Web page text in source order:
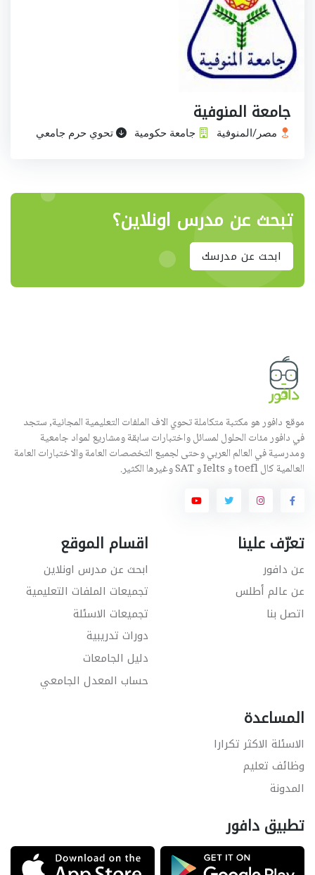
جامعة المنوفية
مصر/المنوفية جامعة حكومية تحوي حرم جامعي
تبحث عن مدرس اونلاين؟
ابحث عن مدرسك
موقع دافور هو مكتبة متكاملة تحوي الاف الملفات التعليمية المجانية, ستجد
في دافور مئات الحلول لمسائل واختبارات سابقة ومشاريع لمواد جامعية
ومدرسية في العالم العربي وحتى لجميع التخصصات العامة والاختبارات العامة
العالمية كال toefl و Ielts و SAT وغيرها الكثير.
تعرّف علينا
عن دافور
عن عالم أطلس
اتصل بنا
اقسام الموقع
ابحث عن مدرس اونلاين
تجميعات الملفات التعليمية
تجميعات الاسئلة
دورات تدريبية
دليل الجامعات
حساب المعدل الجامعي
المساعدة
الاسئلة الاكثر تكرارا
وظائف تعليم
المدونة
تطبيق دافور